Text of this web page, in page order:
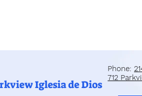
Iglesia de Dios
Phone:
712